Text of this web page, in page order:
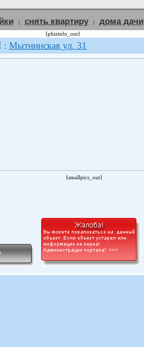
| снять квартиру | дома дачи
{phizinfo_out}
: Мытнинская ул. 31
{smallpics_out}